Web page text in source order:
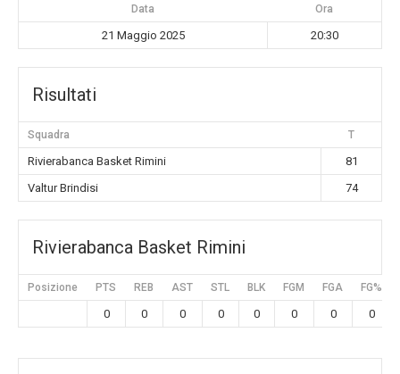
Data Ora
21 Maggio 2025 20:30
Risultati
Squadra T
Rivierabanca Basket Rimini
81
Valtur Brindisi
74
Rivierabanca Basket Rimini
Posizione PTS REB AST STL BLK FGM FGA FG%
0 0 0 0 0 0 0 0